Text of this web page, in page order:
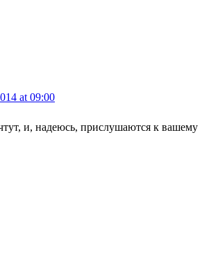
at 09:00
и, надеюсь, прислушаются к вашему